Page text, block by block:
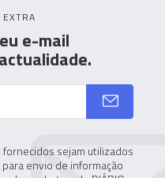
e-mail
sejam utilizados
envio de informação